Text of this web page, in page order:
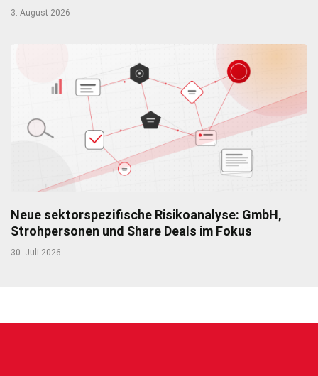
3. August 2026
Neue sektorspezifische Risikoanalyse: GmbH,
Strohpersonen und Share Deals im Fokus
30. Juli 2026